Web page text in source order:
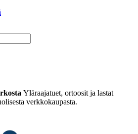
Yläraajatuet, ortoosit ja lastat
verkkokaupasta.